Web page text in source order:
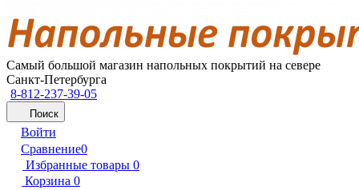
Самый большой магазин напольных покрытий на севере
Санкт-Петербурга
8-812-237-39-05
Поиск
Войти
Сравнение0
Избранные товары 0
Корзина 0